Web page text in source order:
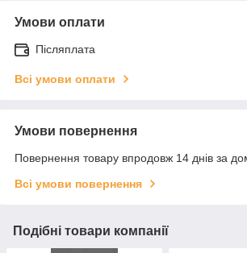
Умови оплати
Післяплата
Всі умови оплати
Умови повернення
Повернення товару впродовж 14 днів за
Всі умови повернення
Подібні товари компанії